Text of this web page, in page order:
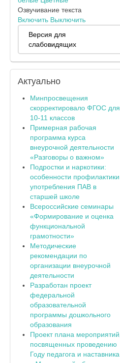
Озвучивание текста
Включить Выключить
Версия для
слабовидящих
Актуально
Минпросвещения
скорректировало ФГОС для
10-11 классов
Примерная рабочая
программа курса
внеурочной деятельности
«Разговоры о важном»
Подростки и наркотики:
особенности профилактики
употребления ПАВ в
старшей школе
Всероссийские семинары
«Формирование и оценка
функциональной
грамотности»
Методические
рекомендации по
организации внеурочной
деятельности
Разработан проект
федеральной
образовательной
программы дошкольного
образования
Проект плана мероприятий,
посвященных проведению
Году педагога и наставника